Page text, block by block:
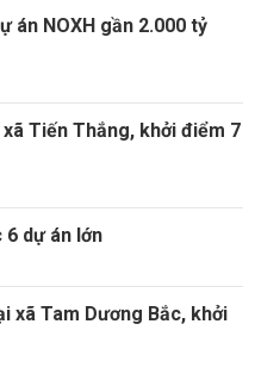
án NOXH gần 2.000 tỷ
Tiến Thắng, khởi điểm 7
6 dự án lớn
xã Tam Dương Bắc, khởi